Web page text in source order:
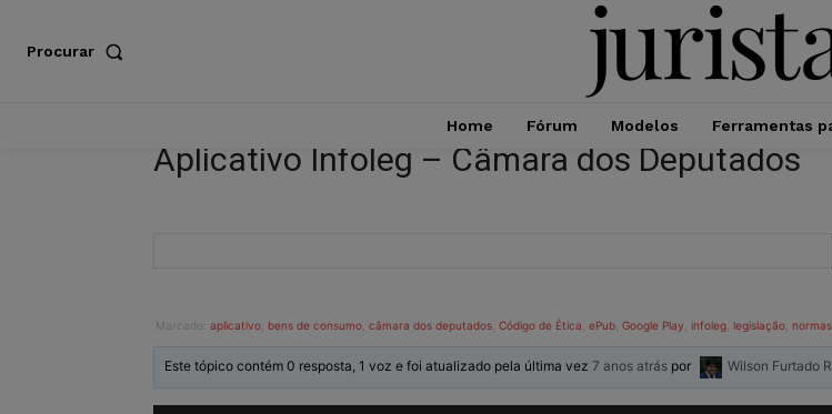
Procurar
Home Fórum Modelos Ferramentas
Aplicativo Infoleg – Câmara dos Deputados
Marcado: aplicativo bens de consumo câmara dos deputados Código de Ética ePub Google Play infoleg legislação normas
Este tópico contém 0 resposta, 1 voz e foi atualizado pela última vez7 anos atrás por Wilson Furtado